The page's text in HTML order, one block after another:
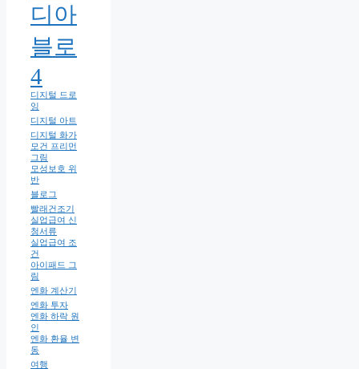
디아
블로
4
디지털 드로
잉
디지털 아트
디지털 화가
모건 프리먼
그림
모성보호 위
반
블로그
빨래건조기
실업급여 신
청서류
실업급여 조
건
아이패드 그
림
엔화 계산기
엔화 투자
엔화 하락 원
인
엔화 환율 변
동
여행